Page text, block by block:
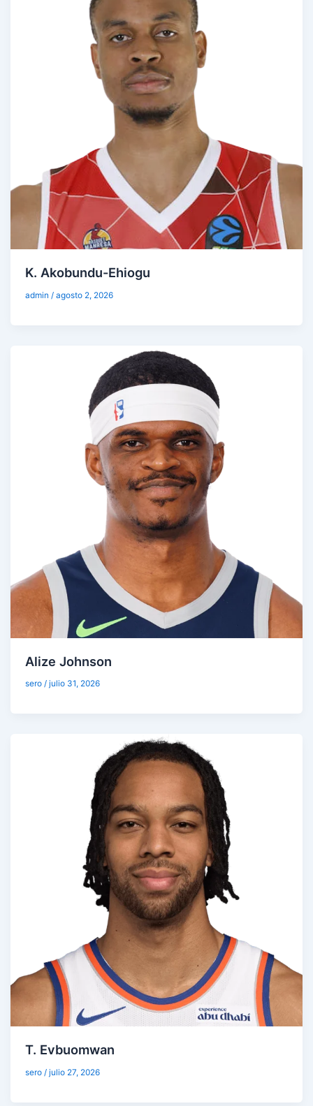
K. Akobundu-Ehiogu
admin/agosto 2, 2026
Alize Johnson
sero/julio 31, 2026
T. Evbuomwan
sero/julio 27, 2026